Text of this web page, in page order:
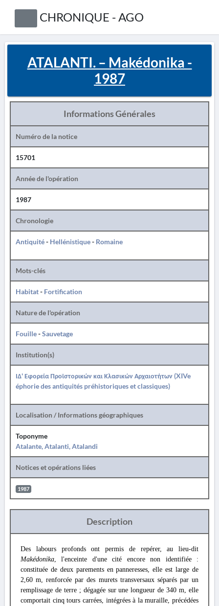
CHRONIQUE - AGO
ATALANTI. – Makédonika -
1987
Informations Générales
Numéro de la notice
15701
Année de l'opération
1987
Chronologie
Antiquité- Hellénistique- Romaine
Mots-clés
Habitat- Fortification
Nature de l'opération
Fouille-Sauvetage
Institution(s)
ΙΔ' Εφορεία Προϊστορικών και Κλασικών Αρχαιοτήτων (XIVe
éphorie des antiquités préhistoriques et classiques)
Localisation / Informations géographiques
Toponyme
Atalante, Atalanti, Atalandi
Notices et opérations liées
1987
Description
Des labours profonds ont permis de repérer, au lieu-dit
Makédonika, l'enceinte d'une cité encore non identifiée :
constituée de deux parements en panneresses, elle est large de
2,60 m, renforcée par des murets transversaux séparés par un
remplissage de terre ; dégagée sur une longueur de 340 m, elle
comportait cinq tours carrées, intégrées à la muraille, précédées